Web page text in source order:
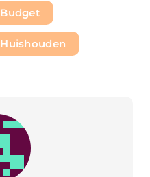
Budget
Huishouden